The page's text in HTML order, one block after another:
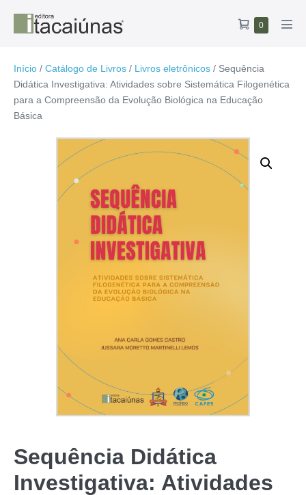
conteúdo
Carrinho
0Itens
Início / Catálogo de Livros / Livros eletrônicos / Sequência
Didática Investigativa: Atividades sobre Sistemática Filogenética
para a Compreensão da Evolução Biológica na Educação
Básica
Sequência Didática
Investigativa: Atividades